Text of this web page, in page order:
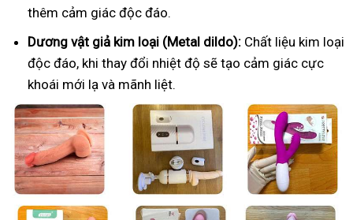
thêm cảm giác độc đáo.
Dương vật giả kim loại (Metal dildo): Chất liệu kim loại
độc đáo, khi thay đổi nhiệt độ sẽ tạo cảm giác cực
khoái mới lạ và mãnh liệt.